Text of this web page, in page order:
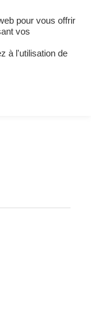
pour vous offrir
vos
à l'utilisation de